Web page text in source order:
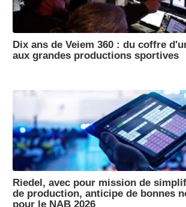
Dix ans de Veiem 360 : du coffre
aux grandes productions sportives
Riedel, avec pour mission de
de production, anticipe de bonnes
pour le NAB 2026